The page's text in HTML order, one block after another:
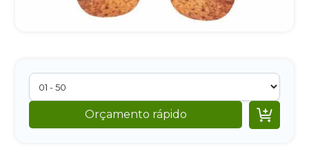
Orçamento rápido 